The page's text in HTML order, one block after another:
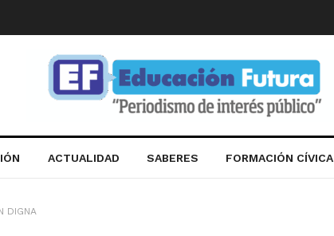
ACTUALIDAD SABERES FORMACIÓN CÍVICA
DIGNA